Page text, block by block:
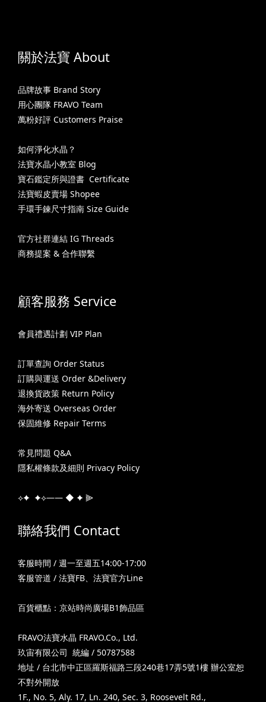
關於法寶 About
品牌故事 Brand Story
用心團隊 FRAVO Team
萬粉好評 Customers Praise
如何淨化水晶？
法寶水晶小教室 Blog
寶石鑑定所與證書 Certificate
法寶蝦皮賣場 Shopee
手環手鍊尺寸指南 Size Guide
官方社群連結 IG Threads
商務提案 & 合作聯繫
顧客服務 Service
會員禮遇計劃 VIP Plan
訂單查詢 Order Status
訂購與運送 Order &Delivery
退換貨政策 Return Policy
海外寄送 Overseas Order
保固維修 Repair Terms
常見問題 Q&A
隱私權條款及細則 Privacy Policy
⟡✦ ✦⟡—— ◆ ✦ ⫸
聯絡我們 Contact
客服時間 / 週一至週五14:00-17:00
客服管道 / 法寶FB、 法寶官方Line
百貨櫃點：京站時尚廣場B1飾品區
FRAVO法寶水晶 FRAVO.Co., Ltd.
玖宙有限公司 統編 / 50787588
地址 / 台北市中正區羅斯福路三段240巷17弄5號1樓 辦公室恕
不對外開放
1F., No. 5, Aly. 17, Ln. 240, Sec. 3, Roosevelt Rd.,